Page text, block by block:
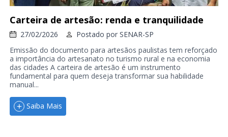
Carteira de artesão: renda e tranquilidade
27/02/2026 Postado por SENAR-SP
Emissão do documento para artesãos paulistas tem reforçado
a importância do artesanato no turismo rural e na economia
das cidades A carteira de artesão é um instrumento
fundamental para quem deseja transformar sua habilidade
manual...
Saiba Mais